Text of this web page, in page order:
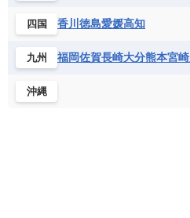
フランス領ギアナ
ベネズエラ
ベリーズ
ボリビア
メキシコ
チュニジア
ナミビア
ニジェール
マダガスカル
四国 香川 徳島愛媛高知
九州 福岡佐賀長崎大分熊本宮崎
沖縄